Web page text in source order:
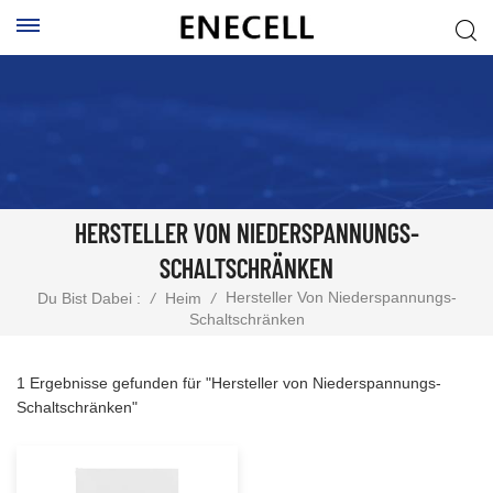
HERSTELLER VON NIEDERSPANNUNGS-
SCHALTSCHRÄNKEN
Du Bist Dabei : / Heim /
Hersteller Von Niederspannungs-
Schaltschränken
1 Ergebnisse gefunden für "Hersteller von Niederspannungs-
Schaltschränken"